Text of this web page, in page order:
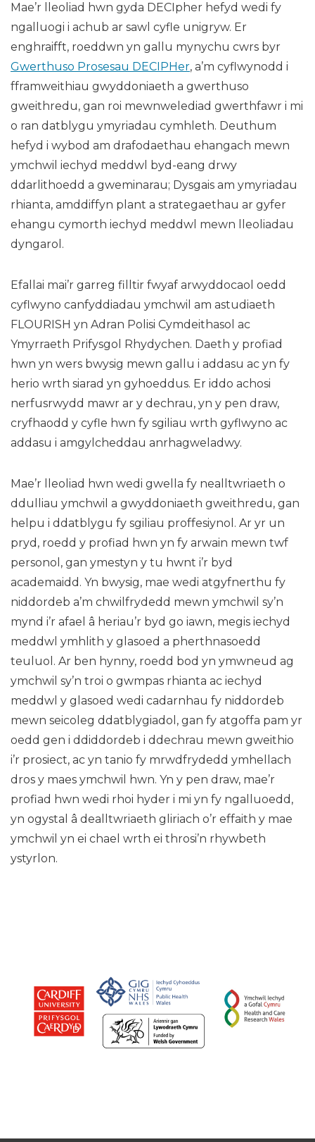
Mae’r lleoliad hwn gyda DECIpher hefyd wedi fy
ngalluogi i achub ar sawl cyfle unigryw. Er
enghraifft, roeddwn yn gallu mynychu cwrs byr
Gwerthuso Prosesau DECIPHer, a’m cyflwynodd i
fframweithiau gwyddoniaeth a gwerthuso
gweithredu, gan roi mewnwelediad gwerthfawr i mi
o ran datblygu ymyriadau cymhleth. Deuthum
hefyd i wybod am drafodaethau ehangach mewn
ymchwil iechyd meddwl byd-eang drwy
ddarlithoedd a gweminarau; Dysgais am ymyriadau
rhianta, amddiffyn plant a strategaethau ar gyfer
ehangu cymorth iechyd meddwl mewn lleoliadau
dyngarol.
Efallai mai’r garreg filltir fwyaf arwyddocaol oedd
cyflwyno canfyddiadau ymchwil am astudiaeth
FLOURISH yn Adran Polisi Cymdeithasol ac
Ymyrraeth Prifysgol Rhydychen. Daeth y profiad
hwn yn wers bwysig mewn gallu i addasu ac yn fy
herio wrth siarad yn gyhoeddus. Er iddo achosi
nerfusrwydd mawr ar y dechrau, yn y pen draw,
cryfhaodd y cyfle hwn fy sgiliau wrth gyflwyno ac
addasu i amgylcheddau anrhagweladwy.
Mae’r lleoliad hwn wedi gwella fy nealltwriaeth o
ddulliau ymchwil a gwyddoniaeth gweithredu, gan
helpu i ddatblygu fy sgiliau proffesiynol. Ar yr un
pryd, roedd y profiad hwn yn fy arwain mewn twf
personol, gan ymestyn y tu hwnt i’r byd
academaidd. Yn bwysig, mae wedi atgyfnerthu fy
niddordeb a’m chwilfrydedd mewn ymchwil sy’n
mynd i’r afael â heriau’r byd go iawn, megis iechyd
meddwl ymhlith y glasoed a pherthnasoedd
teuluol. Ar ben hynny, roedd bod yn ymwneud ag
ymchwil sy’n troi o gwmpas rhianta ac iechyd
meddwl y glasoed wedi cadarnhau fy niddordeb
mewn seicoleg ddatblygiadol, gan fy atgoffa pam yr
oedd gen i ddiddordeb i ddechrau mewn gweithio
i’r prosiect, ac yn tanio fy mrwdfrydedd ymhellach
dros y maes ymchwil hwn. Yn y pen draw, mae’r
profiad hwn wedi rhoi hyder i mi yn fy ngalluoedd,
yn ogystal â dealltwriaeth gliriach o’r effaith y mae
ymchwil yn ei chael wrth ei throsi’n rhywbeth
ystyrlon.